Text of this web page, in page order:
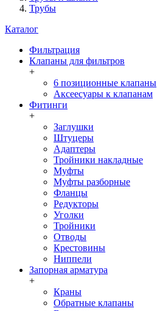
Трубы
Каталог
Фильтрация
Клапаны для фильтров
+
6 позиционные клапаны
Аксеесуары к клапанам
Фитинги
+
Заглушки
Штуцеры
Адаптеры
Тройники накладные
Муфты
Муфты разборные
Фланцы
Редукторы
Уголки
Тройники
Отводы
Крестовины
Ниппели
Запорная арматура
+
Краны
Обратные клапаны